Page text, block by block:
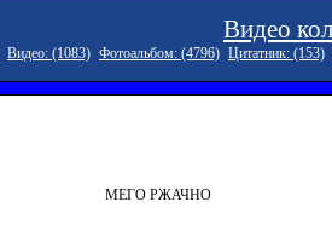
Видео
Видео: (1083) Фотоальбом: (4796) Цитатник: (153)
МЕГО РЖАЧНО